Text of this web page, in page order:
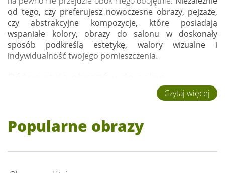
od tego, czy preferujesz nowoczesne obrazy, pejzaże,
czy abstrakcyjne kompozycje, które posiadają
wspaniałe kolory, obrazy do salonu w doskonały
sposób podkreślą estetykę, walory wizualne i
indywidualność twojego pomieszczenia.
Wybierając obrazy do salonu, musisz zdecydować, czy
gusta. Dzieła mają sprawiać, że w naszym zaciszu
Czytaj więcej
Popularne obrazy